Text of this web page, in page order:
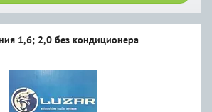
1,6; 2,0 без кондиционера